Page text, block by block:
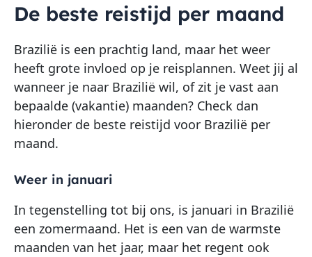
De beste reistijd per maand
Brazilië is een prachtig land, maar het weer
heeft grote invloed op je reisplannen. Weet jij al
wanneer je naar Brazilië wil, of zit je vast aan
bepaalde (vakantie) maanden? Check dan
hieronder de beste reistijd voor Brazilië per
maand.
Weer in januari
In tegenstelling tot bij ons, is januari in Brazilië
een zomermaand. Het is een van de warmste
maanden van het jaar, maar het regent ook